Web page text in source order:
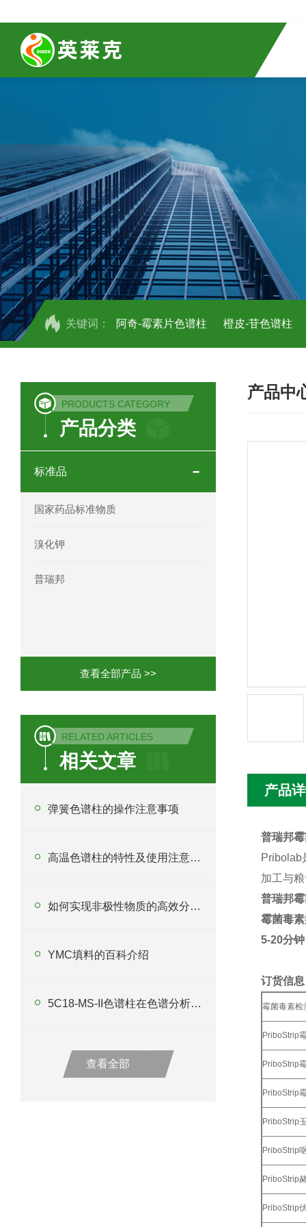
关键词： 阿奇-霉素片色谱柱 橙皮-苷色谱柱
COSMOSIL 1.8PBr五溴苯基色谱柱
菟丝子 柠檬黄色谱柱
印度Force Scientific Rubitas色谱柱
PRODUCTS CATEGORY
产品分类
标准品
国家药品标准物质
溴化钾
普瑞邦
查看全部产品 >>
RELATED ARTICLES
相关文章
弹簧色谱柱的操作注意事项
高温色谱柱的特性及使用注意事项
如何实现非极性物质的高效分离？反相填料的原理与应用
YMC填料的百科介绍
5C18-MS-II色谱柱在色谱分析中扮演着关键角色
查看全部
产品中
产品
普瑞邦
Pribolab
加工与
普瑞邦
霉菌毒
5-20分
订货信息
霉菌毒素检
PriboStrip
PriboStrip
PriboStrip
PriboStrip
PriboStrip
PriboStrip
PriboStrip